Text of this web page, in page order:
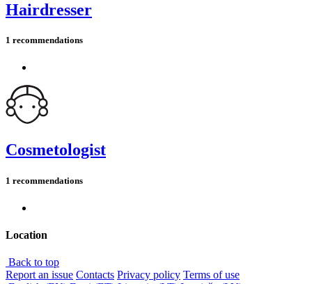
Hairdresser
1 recommendations
Cosmetologist
1 recommendations
Location
Back to top
Report an issue Contacts Privacy policy Terms of use